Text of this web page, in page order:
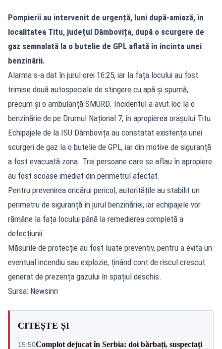
Pompierii au intervenit de urgență, luni după-amiază, în
localitatea Titu, județul Dâmbovița, după o scurgere de
gaz semnalată la o butelie de GPL aflată în incinta unei
benzinării.
Alarma s-a dat în jurul orei 16:25, iar la fața locului au fost
trimise două autospeciale de stingere cu apă și spumă,
precum și o ambulanță SMURD. Incidentul a avut loc la o
benzinărie de pe Drumul Național 7, în apropierea orașului Titu.
Echipajele de la ISU Dâmbovița au constatat existența unei
scurgeri de gaz la o butelie de GPL, iar din motive de siguranță
a fost evacuată zona. Trei persoane care se aflau în apropiere
au fost scoase imediat din perimetrul afectat.
Pentru prevenirea oricărui pericol, autoritățile au stabilit un
perimetru de siguranță în jurul benzinăriei, iar echipajele vor
rămâne la fața locului până la remedierea completă a
defecțiunii.
Măsurile de protecție au fost luate preventiv, pentru a evita un
eventual incendiu sau explozie, ținând cont de riscul crescut
generat de prezența gazului în spațiul deschis.
Sursa: Newsinn
CITEȘTE ȘI
15:50Complot dejucat în Serbia: doi bărbați, suspectați